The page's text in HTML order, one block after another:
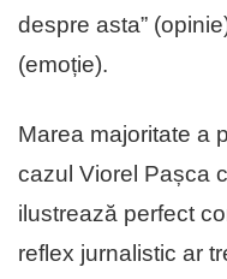
despre asta”
(emoție).
Marea majoritate a
cazul Viorel Pașca
ilustrează perfect
reflex jurnalistic ar